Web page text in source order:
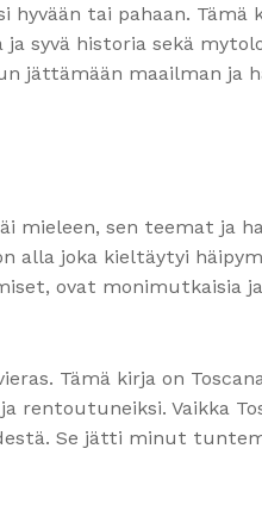
tai pahaan. Tämä
syvä historia sekä
jättämään maailman ja
mieleen, sen teemat ja
alla joka kieltäytyi
ovat monimutkaisia ja
Tämä kirja on
rentoutuneiksi. Vaikka
Se jätti minut